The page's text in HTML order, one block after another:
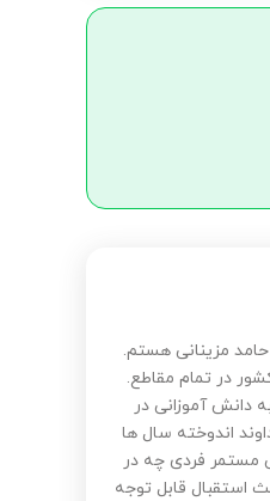
مزینانی هستم.
در تمام مقاطع.
آموزانی در
اندوخته سال ها
مستمر فردی چه در
قابل توجه